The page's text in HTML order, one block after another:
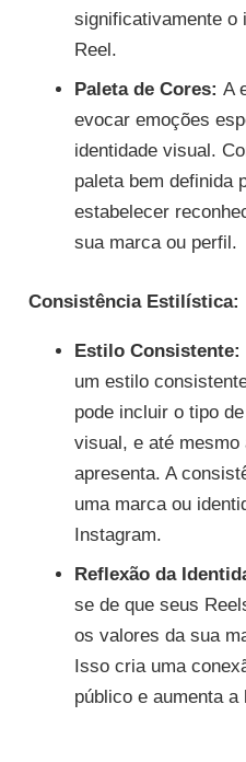
significativamente o
Reel.
Paleta de Cores: A
evocar emoções
identidade visual.
paleta bem definida
estabelecer
sua marca ou perfil.
Consistência Estilística:
Estilo Consistente:
um estilo
pode incluir o tipo
visual, e até
apresenta. A
uma marca ou
Instagram.
Reflexão da
se de que seus
os valores da sua
Isso cria uma
público e aumenta a